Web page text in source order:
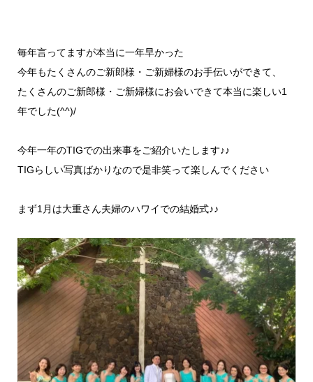
毎年言ってますが本当に一年早かった
今年もたくさんのご新郎様・ご新婦様のお手伝いができて、
たくさんのご新郎様・ご新婦様にお会いできて本当に楽しい1
年でした(^^)/
今年一年のTIGでの出来事をご紹介いたします♪♪
TIGらしい写真ばかりなので是非笑って楽しんでください
まず1月は大重さん夫婦のハワイでの結婚式♪♪